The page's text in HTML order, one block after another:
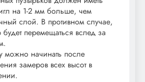
на 1-2 мм больше, чем
слой. В противном случае,
будет перемещаться вслед за
можно начинать после
замеров всех высот в